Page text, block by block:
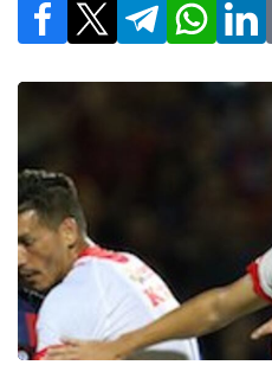
Facebook
X Telegram